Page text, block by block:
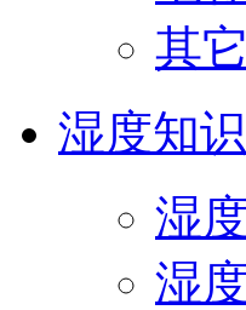
其
湿度知识
湿
湿